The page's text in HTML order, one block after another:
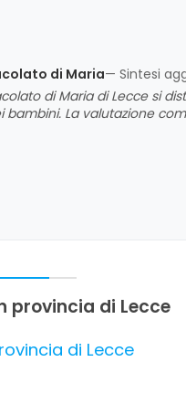
di Maria— Sintesi
di Maria di Lecce si
La valutazione
Si evidenzia un
provincia di Lecce
di Lecce